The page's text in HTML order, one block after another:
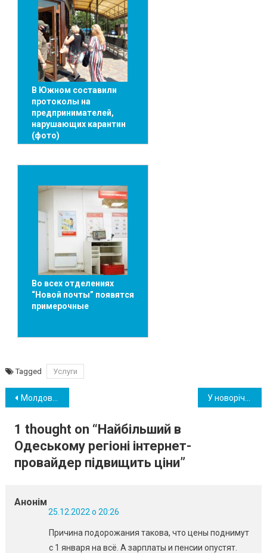
В Южном составили
протоколы на
предпринимателей,
нарушающих карантин
(фото)
Во всех отделениях
“Новой почты” появятся
примерочные
Tagged Услуги
Навігація
записів
Молдова спростила правила в’їзду для українців У новорічну ніч комендантська година в Україні не скасовується
1 thought on “ Найбільший в
Одеському регіоні інтернет-
провайдер підвищить ціни”
Анонім
25.12.2022 о 20:26
Причина подорожания такова, что цены поднимут
с 1 января на всё. А зарплаты и пенсии опустят.